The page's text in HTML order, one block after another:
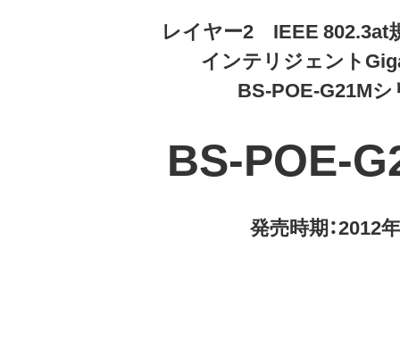
レイヤー2 IEEE 802.3at
インテリジェント
BS-POE-G21M
BS-POE-
発売時期：2012